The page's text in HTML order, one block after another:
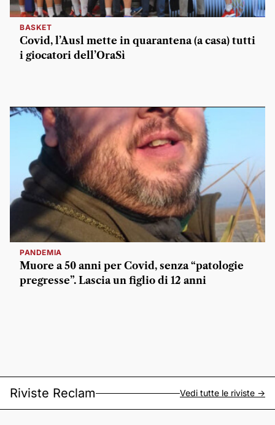
BASKET
Covid, l’Ausl mette in quarantena (a casa) tutti
i giocatori dell’OraSì
PANDEMIA
Muore a 50 anni per Covid, senza “patologie
pregresse”. Lascia un figlio di 12 anni
Riviste Reclam Vedi tutte le riviste ->